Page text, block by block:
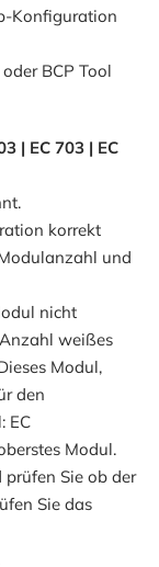
Konfiguration
BCP Tool
| EC 703 | EC
korrekt
und
nicht
weißes
Modul,
den
EC
Modul.
Sie ob der
Sie das